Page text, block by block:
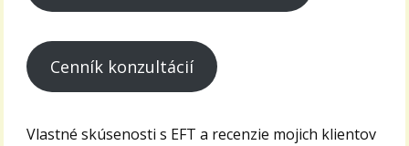
Cenník konzultácií
Vlastné skúsenosti s EFT a recenzie mojich klientov